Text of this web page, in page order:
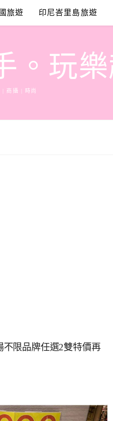
旅遊 印尼峇里島旅遊
。玩
| 商攝 | 時尚
不限品牌任選2雙特價再